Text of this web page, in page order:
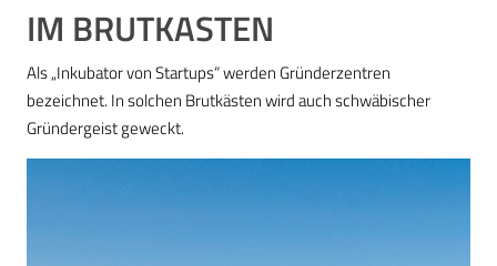
IM BRUTKASTEN
Als „Inkubator von Startups“ werden Gründerzentren
bezeichnet. In solchen Brutkästen wird auch schwäbischer
Gründergeist geweckt.